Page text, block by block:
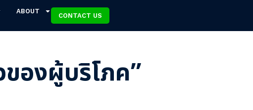
ABOUT
CONTACT US
องผู้บริโภค”